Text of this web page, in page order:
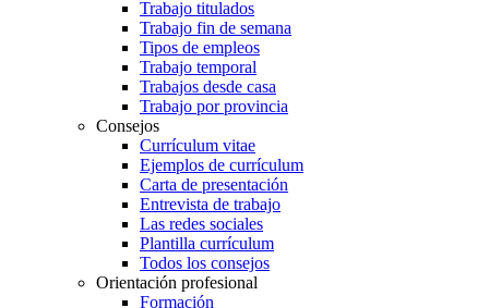
Trabajo titulados
Trabajo fin de semana
Tipos de empleos
Trabajo temporal
Trabajos desde casa
Trabajo por provincia
Consejos
Currículum vitae
Ejemplos de currículum
Carta de presentación
Entrevista de trabajo
Las redes sociales
Plantilla currículum
Todos los consejos
Orientación profesional
Formación